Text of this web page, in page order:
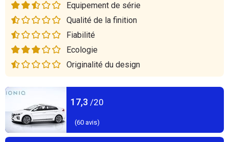
Equipement de série
Qualité de la finition
Fiabilité
Ecologie
Originalité du design
17,3 /20
(60 avis)